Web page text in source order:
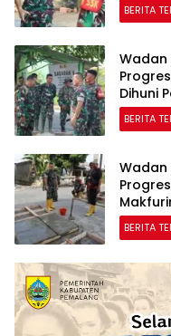
BERITA
Wadan
Dihuni
BERITA
Wadan
BERITA